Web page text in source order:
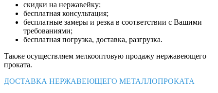
скидки на нержавейку;
бесплатная консультация;
бесплатные замеры и резка в соответствии с Вашими
требованиями;
бесплатная погрузка, доставка, разгрузка.
Также осуществляем мелкооптовую продажу нержавеющего
проката.
ДОСТАВКА НЕРЖАВЕЮЩЕГО МЕТАЛЛОПРОКАТА